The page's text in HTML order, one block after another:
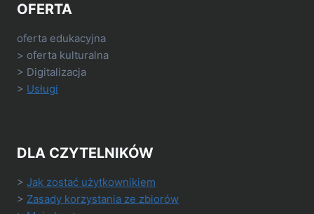
OFERTA
oferta edukacyjna
> oferta kulturalna
> Digitalizacja
> Usługi
DLA CZYTELNIKÓW
> Jak zostać użytkownikiem
> Zasady korzystania ze zbiorów